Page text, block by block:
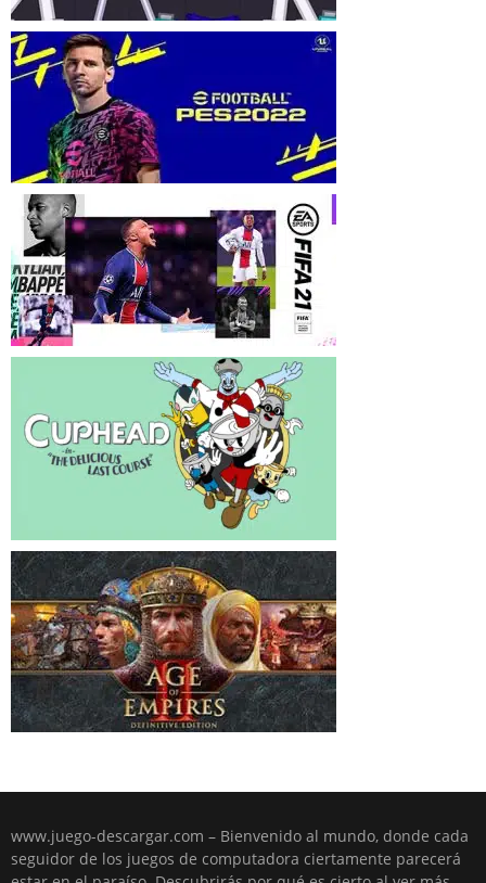
www.juego-descargar.com – Bienvenido al mundo, donde cada
seguidor de los juegos de computadora ciertamente parecerá